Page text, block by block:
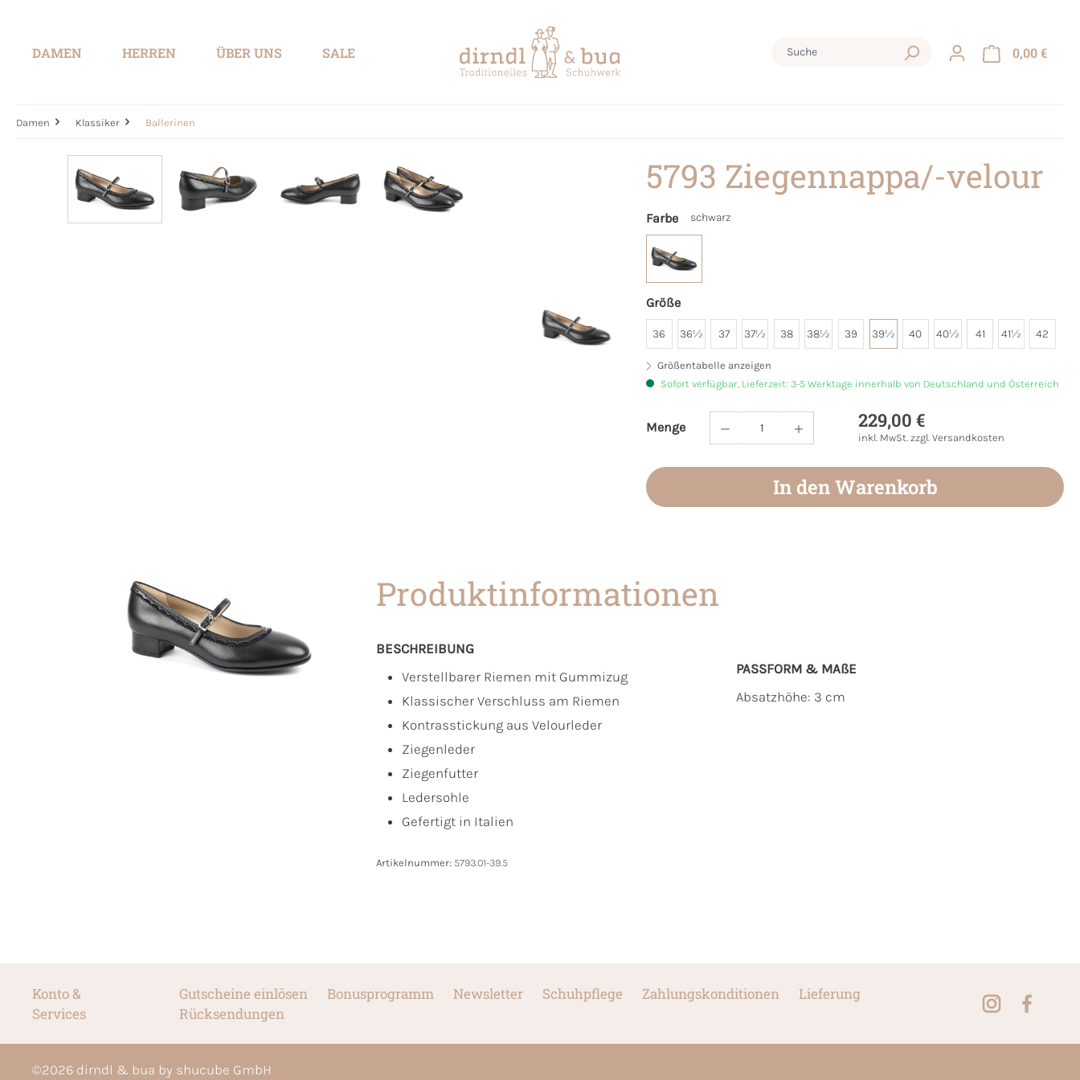
DAMEN HERREN ÜBER UNS SALE 0,00 €
Damen Klassiker Ballerinen
5793 Ziegennappa/-velour
Farbe schwarz
Größe
36 36½ 37 37½ 38 38½ 39 39½ 40 40½ 41 41½ 42
Größentabelle anzeigen
Sofort verfügbar, Lieferzeit: 3-5 Werktage innerhalb von Deutschland und Österreich
Menge
Produkt Anzahl: Gib den gewünschten Wert ein
229,00 €
inkl. MwSt. zzgl. Versandkosten
In den Warenkorb
Produktinformationen
BESCHREIBUNG
Verstellbarer Riemen mit Gummizug
Klassischer Verschluss am Riemen
Kontrasstickung aus Velourleder
Ziegenleder
Ziegenfutter
Ledersohle
Gefertigt in Italien
PASSFORM & MAẞE
Absatzhöhe: 3 cm
Artikelnummer: 5793.01-39.5
Konto &
Services
Gutscheine einlösen Bonusprogramm Newsletter Schuhpflege Zahlungskonditionen
Lieferung
Rücksendungen
©2026 dirndl & bua by shucube GmbH